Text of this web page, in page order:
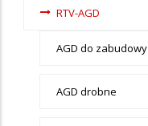
menu-
Elektronika
RTV-AGD
AGD do zabudowy
AGD drobne